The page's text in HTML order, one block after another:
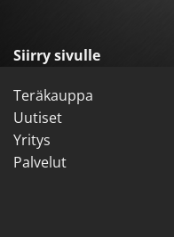
Siirry sivulle
Teräkauppa
Uutiset
Yritys
Palvelut